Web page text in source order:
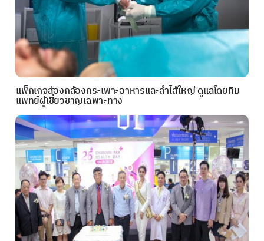
แพ็กเกจส่องกล้องกระเพาะอาหารและลำไส้ใหญ่ ดูแลโดยทีม
แพทย์ผู้เชี่ยวชาญเฉพาะทาง